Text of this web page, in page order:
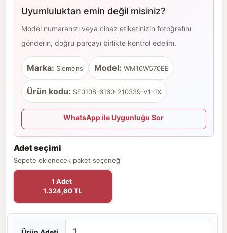
Uyumluluktan emin değil misiniz?
Model numaranızı veya cihaz etiketinizin fotoğrafını
gönderin, doğru parçayı birlikte kontrol edelim.
Marka: Siemens Model: WM16W570EE
Ürün kodu: SE0108-6160-210339-V1-1X
WhatsApp ile Uygunluğu Sor
Adet seçimi
Sepete eklenecek paket seçeneği
1 Adet
1.324,60 TL